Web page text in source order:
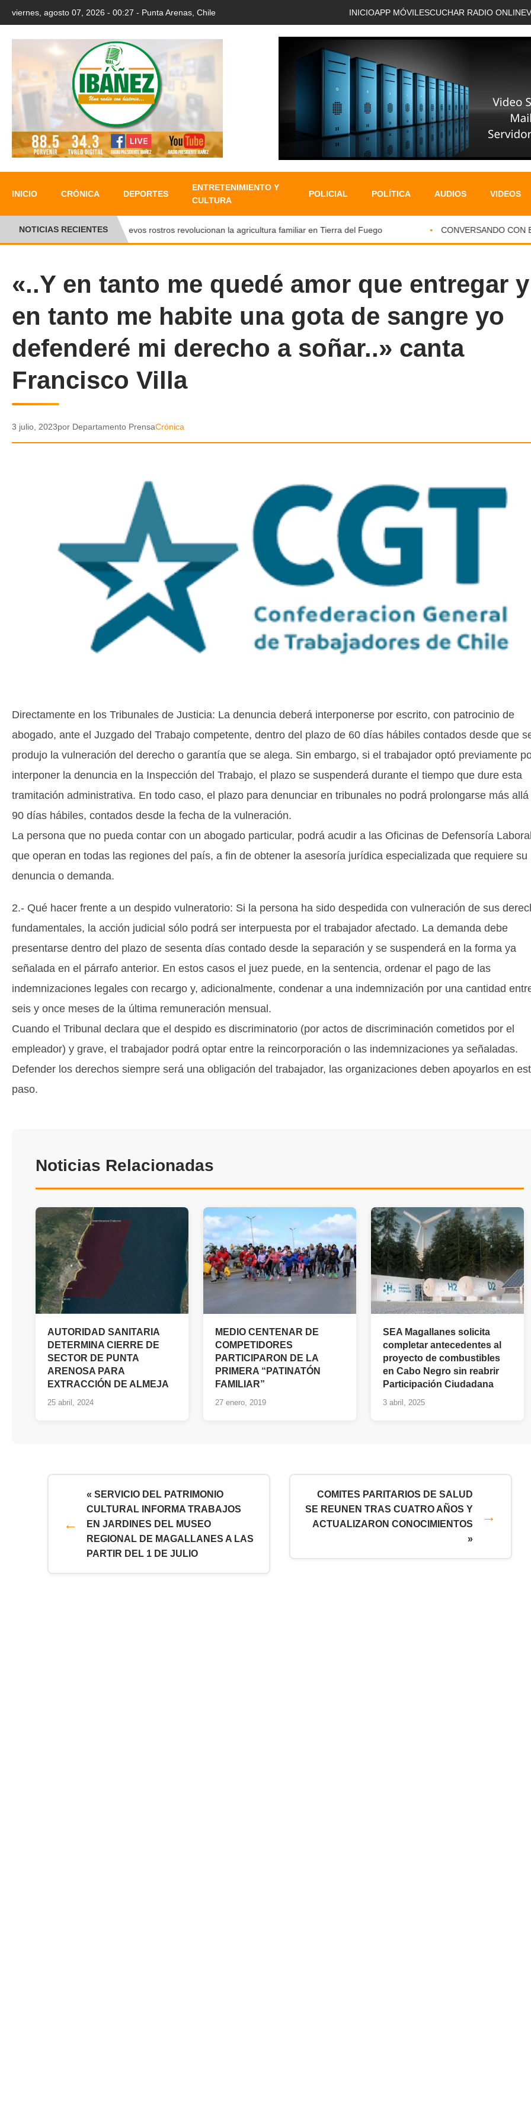
viernes, agosto 07, 2026 - 00:27 - Punta Arenas, Chile INICIOAPP MÓVIL ESCUCHAR RADIO ONLINE
INICIO CRÓNICA DEPORTES
ENTRETENIMIENTO Y
CULTURA
POLICIAL POLÍTICA AUDIOS VIDEOS
NOTICIAS RECIENTESNuevos rostros revolucionan la agricultura familiar en Tierra del Fuego CONVERSANDO CON EL
«..Y en tanto me quedé amor que entregar y
en tanto me habite una gota de sangre yo
defenderé mi derecho a soñar..» canta
Francisco Villa
3 julio, 2023por Departamento PrensaCrónica
Directamente en los Tribunales de Justicia: La denuncia deberá interponerse por escrito, con patrocinio de
abogado, ante el Juzgado del Trabajo competente, dentro del plazo de 60 días hábiles contados desde que
produjo la vulneración del derecho o garantía que se alega. Sin embargo, si el trabajador optó previamente
interponer la denuncia en la Inspección del Trabajo, el plazo se suspenderá durante el tiempo que dure esta
tramitación administrativa. En todo caso, el plazo para denunciar en tribunales no podrá prolongarse más allá
90 días hábiles, contados desde la fecha de la vulneración.
La persona que no pueda contar con un abogado particular, podrá acudir a las Oficinas de Defensoría
que operan en todas las regiones del país, a fin de obtener la asesoría jurídica especializada que requiere su
denuncia o demanda.
2.- Qué hacer frente a un despido vulneratorio: Si la persona ha sido despedida con vulneración de sus
fundamentales, la acción judicial sólo podrá ser interpuesta por el trabajador afectado. La demanda debe
presentarse dentro del plazo de sesenta días contado desde la separación y se suspenderá en la forma ya
señalada en el párrafo anterior. En estos casos el juez puede, en la sentencia, ordenar el pago de las
indemnizaciones legales con recargo y, adicionalmente, condenar a una indemnización por una cantidad
seis y once meses de la última remuneración mensual.
Cuando el Tribunal declara que el despido es discriminatorio (por actos de discriminación cometidos por el
empleador) y grave, el trabajador podrá optar entre la reincorporación o las indemnizaciones ya señaladas.
Defender los derechos siempre será una obligación del trabajador, las organizaciones deben apoyarlos en
paso.
Noticias Relacionadas
AUTORIDAD SANITARIA
DETERMINA CIERRE DE
SECTOR DE PUNTA
ARENOSA PARA
EXTRACCIÓN DE ALMEJA
25 abril, 2024
MEDIO CENTENAR DE
COMPETIDORES
PARTICIPARON DE LA
PRIMERA “PATINATÓN
FAMILIAR”
27 enero, 2019
SEA Magallanes solicita
completar antecedentes al
proyecto de combustibles
en Cabo Negro sin reabrir
Participación Ciudadana
3 abril, 2025
« SERVICIO DEL PATRIMONIO
CULTURAL INFORMA TRABAJOS
EN JARDINES DEL MUSEO
REGIONAL DE MAGALLANES A LAS
PARTIR DEL 1 DE JULIO
COMITES PARITARIOS DE SALUD
SE REUNEN TRAS CUATRO AÑOS Y
ACTUALIZARON CONOCIMIENTOS
»